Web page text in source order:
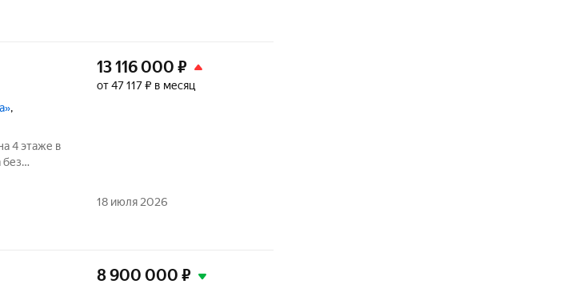
,
4 этаже в
13 116 000 ₽
от 47 117 ₽ в месяц
18 июля 2026
8 900 000 ₽